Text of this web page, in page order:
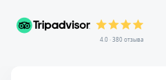
4.0 · 380 отзыва